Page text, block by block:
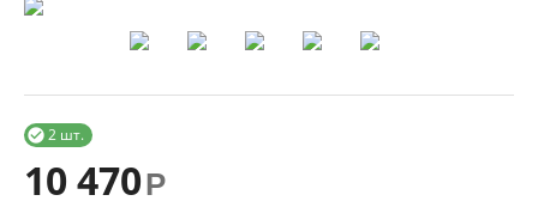
2 шт.

10 470Р